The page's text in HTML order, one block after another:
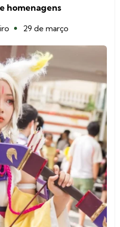
homenagens
29 de março